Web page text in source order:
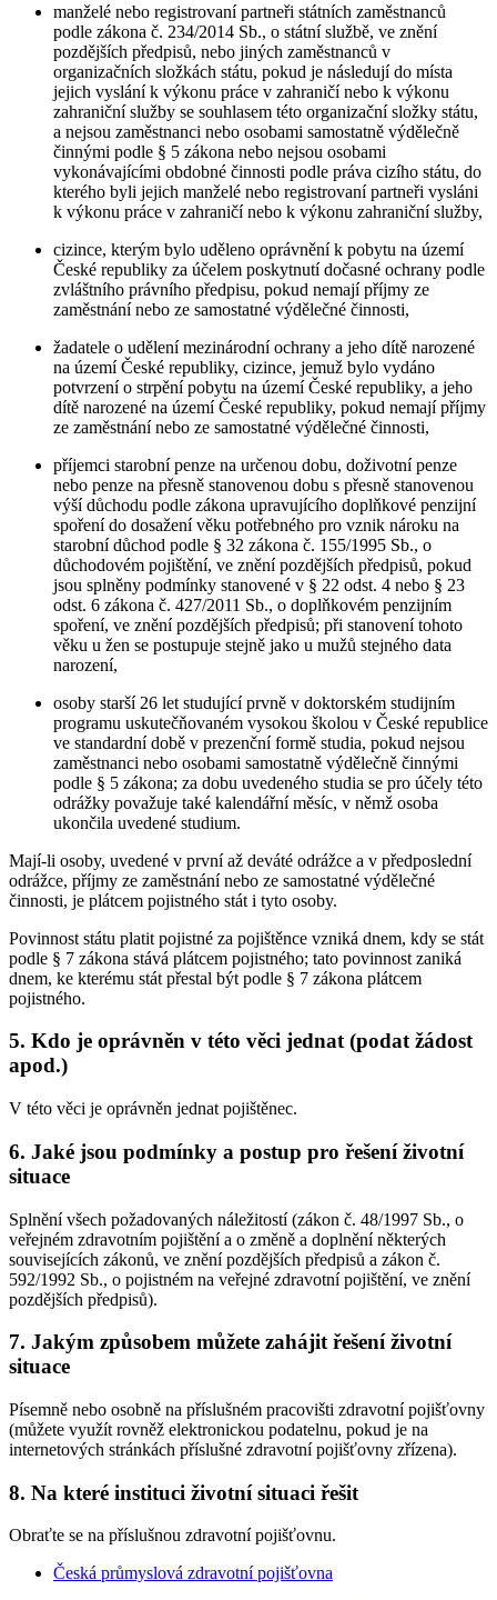
manželé nebo registrovaní partneři státních zaměstnanců
podle zákona č. 234/2014 Sb., o státní službě, ve znění
pozdějších předpisů, nebo jiných zaměstnanců v
organizačních složkách státu, pokud je následují do místa
jejich vyslání k výkonu práce v zahraničí nebo k výkonu
zahraniční služby se souhlasem této organizační složky státu,
a nejsou zaměstnanci nebo osobami samostatně výdělečně
činnými podle § 5 zákona nebo nejsou osobami
vykonávajícími obdobné činnosti podle práva cizího státu, do
kterého byli jejich manželé nebo registrovaní partneři vysláni
k výkonu práce v zahraničí nebo k výkonu zahraniční služby,
cizince, kterým bylo uděleno oprávnění k pobytu na území
České republiky za účelem poskytnutí dočasné ochrany podle
zvláštního právního předpisu, pokud nemají příjmy ze
zaměstnání nebo ze samostatné výdělečné činnosti,
žadatele o udělení mezinárodní ochrany a jeho dítě narozené
na území České republiky, cizince, jemuž bylo vydáno
potvrzení o strpění pobytu na území České republiky, a jeho
dítě narozené na území České republiky, pokud nemají příjmy
ze zaměstnání nebo ze samostatné výdělečné činnosti,
příjemci starobní penze na určenou dobu, doživotní penze
nebo penze na přesně stanovenou dobu s přesně stanovenou
výší důchodu podle zákona upravujícího doplňkové penzijní
spoření do dosažení věku potřebného pro vznik nároku na
starobní důchod podle § 32 zákona č. 155/1995 Sb., o
důchodovém pojištění, ve znění pozdějších předpisů, pokud
jsou splněny podmínky stanovené v § 22 odst. 4 nebo § 23
odst. 6 zákona č. 427/2011 Sb., o doplňkovém penzijním
spoření, ve znění pozdějších předpisů; při stanovení tohoto
věku u žen se postupuje stejně jako u mužů stejného data
narození,
osoby starší 26 let studující prvně v doktorském studijním
programu uskutečňovaném vysokou školou v České republice
ve standardní době v prezenční formě studia, pokud nejsou
zaměstnanci nebo osobami samostatně výdělečně činnými
podle § 5 zákona; za dobu uvedeného studia se pro účely této
odrážky považuje také kalendářní měsíc, v němž osoba
ukončila uvedené studium.
Mají-li osoby, uvedené v první až deváté odrážce a v předposlední
odrážce, příjmy ze zaměstnání nebo ze samostatné výdělečné
činnosti, je plátcem pojistného stát i tyto osoby.
Povinnost státu platit pojistné za pojištěnce vzniká dnem, kdy se stát
podle § 7 zákona stává plátcem pojistného; tato povinnost zaniká
dnem, ke kterému stát přestal být podle § 7 zákona plátcem
pojistného.
5. Kdo je oprávněn v této věci jednat (podat žádost
apod.)
V této věci je oprávněn jednat pojištěnec.
6. Jaké jsou podmínky a postup pro řešení životní
situace
Splnění všech požadovaných náležitostí (zákon č. 48/1997 Sb., o
veřejném zdravotním pojištění a o změně a doplnění některých
souvisejících zákonů, ve znění pozdějších předpisů a zákon č.
592/1992 Sb., o pojistném na veřejné zdravotní pojištění, ve znění
pozdějších předpisů).
7. Jakým způsobem můžete zahájit řešení životní
situace
Písemně nebo osobně na příslušném pracovišti zdravotní pojišťovny
(můžete využít rovněž elektronickou podatelnu, pokud je na
internetových stránkách příslušné zdravotní pojišťovny zřízena).
8. Na které instituci životní situaci řešit
Obraťte se na příslušnou zdravotní pojišťovnu.
Česká průmyslová zdravotní pojišťovna